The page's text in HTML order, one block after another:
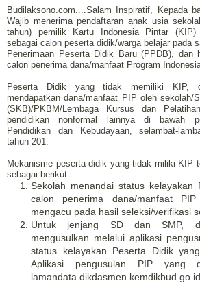
Budilaksono.com....Salam Inspiratif, Kepada
Wajib menerima pendaftaran anak usia
tahun) pemilik Kartu Indonesia Pintar
sebagai calon peserta didik/warga belajar pada
Penerimaan Peserta Didik Baru (PPDB), dan
calon penerima dana/manfaat Program
Peserta Didik yang tidak memiliki KIP,
mendapatkan dana/manfaat PIP oleh sekolah/
(SKB)/PKBM/Lembaga Kursus dan
pendidikan nonformal lainnya di bawah
Pendidikan dan Kebudayaan, selambat-
tahun 201.
Mekanisme peserta didik yang tidak miliki KIP
sebagai berikut :
Sekolah menandai status kelayakan
calon penerima dana/manfaat
mengacu pada hasil seleksi/verifikasi
Untuk jenjang SD dan SMP,
mengusulkan melalui aplikasi
status kelayakan Peserta Didik
Aplikasi pengusulan PIP